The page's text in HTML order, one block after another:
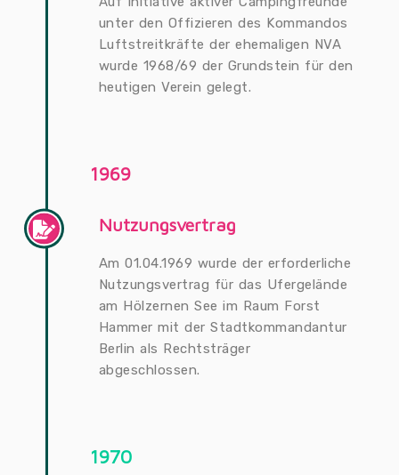
unter den Offizieren des Kommandos
Luftstreitkräfte der ehemaligen NVA
wurde 1968/69 der Grundstein für den
heutigen Verein gelegt.
1969
Nutzungsvertrag
Am 01.04.1969 wurde der erforderliche
Nutzungsvertrag für das Ufergelände
am Hölzernen See im Raum Forst
Hammer mit der Stadtkommandantur
Berlin als Rechtsträger
abgeschlossen.
1970